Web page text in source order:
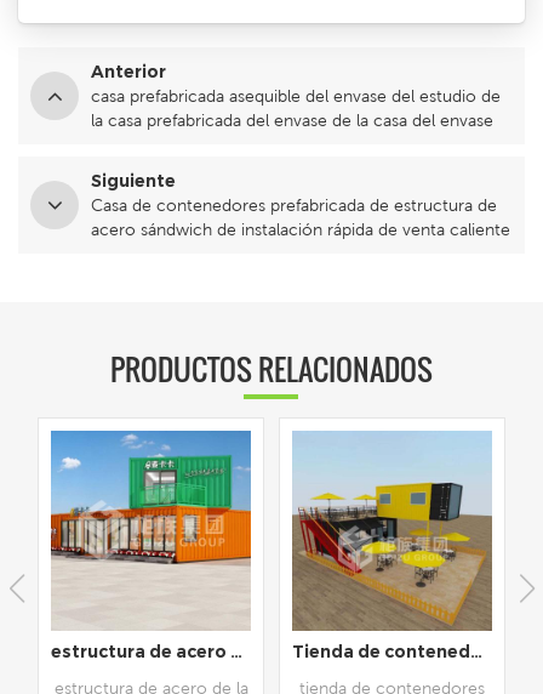
Anterior
casa prefabricada asequible del envase del estudio de
la casa prefabricada del envase de la casa del envase
Siguiente
Casa de contenedores prefabricada de estructura de
acero sándwich de instalación rápida de venta caliente
PRODUCTOS RELACIONADOS
Tienda de contenedores de envío de 20 pies y 40 pies, tienda prefabricada
tienda de contenedores
Nuevo diseño, contenedor de envío prefabricado de 40 pies, cafetería
cafetería de